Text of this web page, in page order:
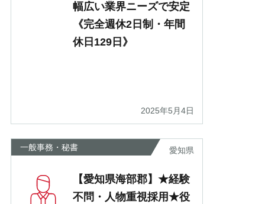
幅広い業界ニーズで安定
《完全週休2日制・年間
休日129日》
2025年5月4日
一般事務・秘書 愛知県
【愛知県海部郡】★経験
不問・人物重視採用★役